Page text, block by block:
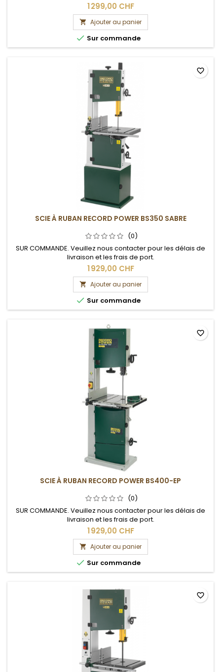
1 299,00 CHF
 Ajouter au panier
 Sur commande
SCIE À RUBAN RECORD POWER BS350 SABRE
(0)
SUR COMMANDE. Veuillez nous contacter pour les délais de
livraison et les frais de port.
1 929,00 CHF
 Ajouter au panier
 Sur commande
favorite_border
SCIE À RUBAN RECORD POWER BS400-EP
(0)
SUR COMMANDE. Veuillez nous contacter pour les délais de
livraison et les frais de port.
1 929,00 CHF
 Ajouter au panier
 Sur commande
favorite_border
favorite_border